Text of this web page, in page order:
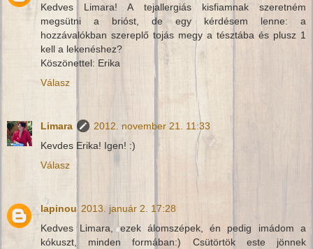
Kedves Limara! A tejallergiás kisfiamnak szeretném
megsütni a brióst, de egy kérdésem lenne: a
hozzávalókban szereplő tojás megy a tésztába és plusz 1
kell a lekenéshez?
Köszönettel: Erika
Válasz
Limara
2012. november 21. 11:33
Kevdes Erika! Igen! :)
Válasz
lapinou 2013. január 2. 17:28
Kedves Limara, ezek álomszépek, én pedig imádom a
kókuszt, minden formában:) Csütörtök este jönnek